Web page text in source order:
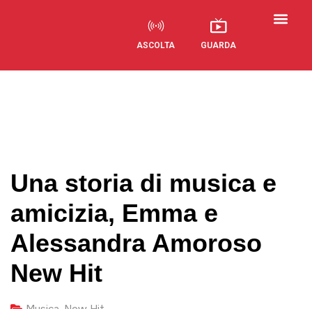
ASCOLTA GUARDA
Una storia di musica e
amicizia, Emma e
Alessandra Amoroso
New Hit